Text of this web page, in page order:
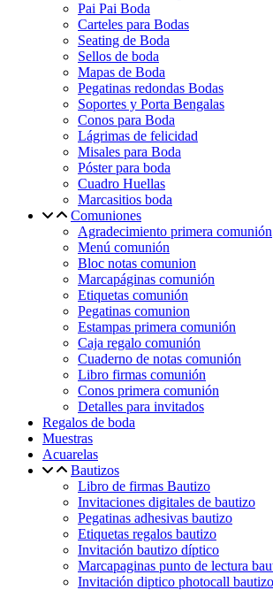
Pai Pai Boda
Carteles para Bodas
Seating de Boda
Sellos de boda
Mapas de Boda
Pegatinas redondas Bodas
Soportes y Porta Bengalas
Conos para Boda
Lágrimas de felicidad
Misales para Boda
Póster para boda
Cuadro Huellas
Marcasitios boda
Comuniones
Agradecimiento primera comunión
Menú comunión
Bloc notas comunion
Marcapáginas comunión
Etiquetas comunión
Pegatinas comunion
Estampas primera comunión
Caja regalo comunión
Cuaderno de notas comunión
Libro firmas comunión
Conos primera comunión
Detalles para invitados
Regalos de boda
Muestras
Acuarelas
Bautizos
Libro de firmas Bautizo
Invitaciones digitales de bautizo
Pegatinas adhesivas bautizo
Etiquetas regalos bautizo
Invitación bautizo díptico
Marcapaginas punto de lectura
Invitación diptico photocall bautizo